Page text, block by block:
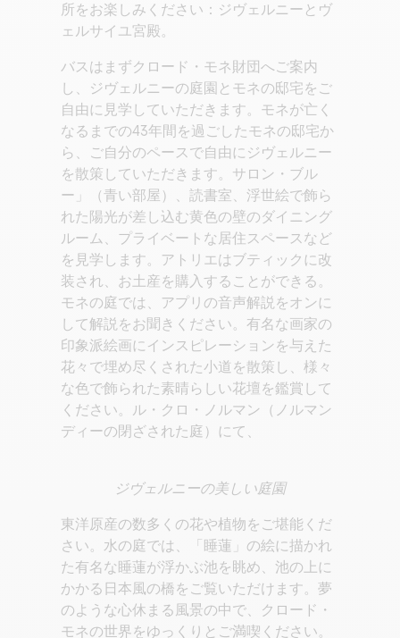
所をお楽しみください：ジヴェルニーとヴ
ェルサイユ宮殿。
バスはまずクロード・モネ財団へご案内
し、ジヴェルニーの庭園とモネの邸宅をご
自由に見学していただきます。モネが亡く
なるまでの43年間を過ごしたモネの邸宅か
ら、ご自分のペースで自由にジヴェルニー
を散策していただきます。サロン・ブル
ー」（青い部屋）、読書室、浮世絵で飾ら
れた陽光が差し込む黄色の壁のダイニング
ルーム、プライベートな居住スペースなど
を見学します。アトリエはブティックに改
装され、お土産を購入することができる。
モネの庭では、アプリの音声解説をオンに
して解説をお聞きください。有名な画家の
印象派絵画にインスピレーションを与えた
花々で埋め尽くされた小道を散策し、様々
な色で飾られた素晴らしい花壇を鑑賞して
ください。ル・クロ・ノルマン（ノルマン
ディーの閉ざされた庭）にて、
ジヴェルニーの美しい庭園
東洋原産の数多くの花や植物をご堪能くだ
さい。水の庭では、「睡蓮」の絵に描かれ
た有名な睡蓮が浮かぶ池を眺め、池の上に
かかる日本風の橋をご覧いただけます。夢
のような心休まる風景の中で、クロード・
モネの世界をゆっくりとご満喫ください。